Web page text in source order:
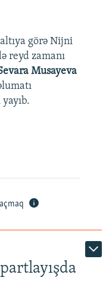
görə Nijni
reyd zamanı
Musayeva